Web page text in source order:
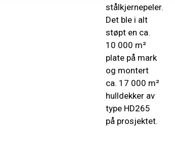
stålkjernepeler.
Det ble i alt
støpt en ca.
10 000 m²
plate på mark
og montert
ca. 17 000 m²
hulldekker av
type HD265
på prosjektet.